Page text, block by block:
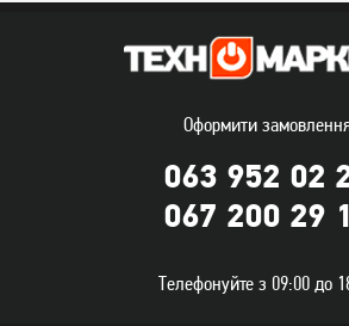
Оформити
063 952 02
067 200 29
Телефонуйте з 09:00 до